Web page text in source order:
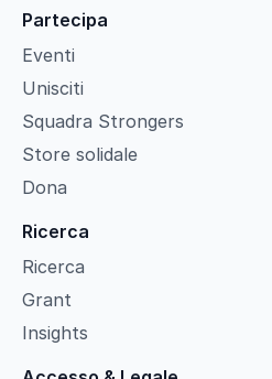
Partecipa
Eventi
Unisciti
Squadra Strongers
Store solidale
Dona
Ricerca
Ricerca
Grant
Insights